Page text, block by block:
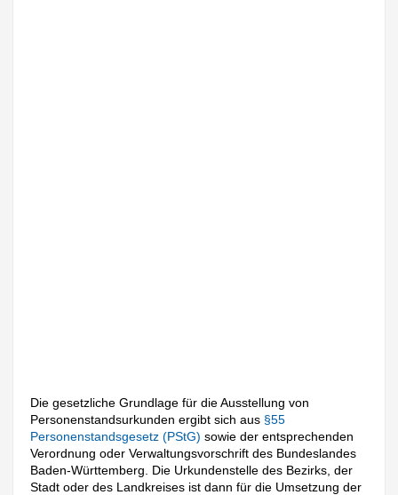
Die gesetzliche Grundlage für die Ausstellung von
Personenstandsurkunden ergibt sich aus §55
Personenstandsgesetz (PStG)sowie der entsprechenden
Verordnung oder Verwaltungsvorschrift des Bundeslandes
Baden-Württemberg. Die Urkundenstelle des Bezirks, der
Stadt oder des Landkreises ist dann für die Umsetzung der